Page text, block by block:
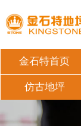
金石特首页
仿古地坪